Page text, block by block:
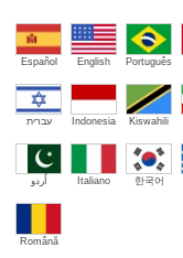
Español English Português
עברית Indonesia Kiswahili
اُردو Italiano 한국어
Română